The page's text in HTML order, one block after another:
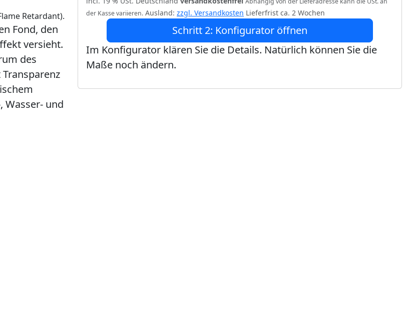
Retardant).
Fond, den
versieht.
des
Wasser- und
der Kasse variieren. Ausland: zzgl. Versandkosten Lieferfrist ca. 2 Wochen
Schritt 2: Konfigurator öffnen
Im Konfigurator klären Sie die Details. Natürlich können Sie die
Maße noch ändern.